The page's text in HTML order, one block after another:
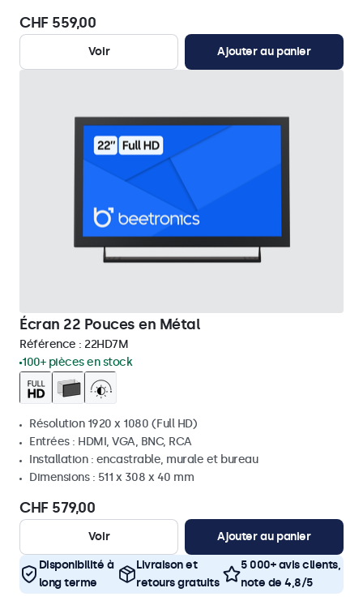
CHF 559,00
Voir Ajouter au panier
Écran 22 Pouces en Métal
Référence : 22HD7M
100+ pièces en stock
Résolution 1920 x 1080 (Full HD)
Entrées : HDMI, VGA, BNC, RCA
Installation : encastrable, murale et bureau
Dimensions : 511 x 308 x 40 mm
CHF 579,00
Voir Ajouter au panier
Disponibilité à
long terme
Livraison et
retours gratuits
5 000+ avis clients,
note de 4,8/5